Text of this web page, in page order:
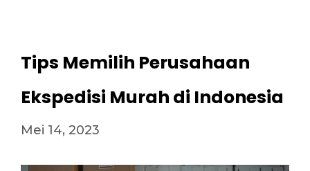
Tips Memilih Perusahaan
Ekspedisi Murah di Indonesia
Mei 14, 2023